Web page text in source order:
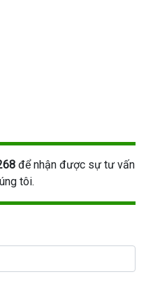
để nhận được sự tư vấn
tôi.